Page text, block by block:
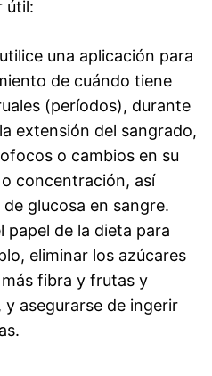
útil:
una aplicación para
de cuándo tiene
(períodos), durante
extensión del sangrado,
o cambios en su
concentración, así
glucosa en sangre.
papel de la dieta para
eliminar los azúcares
fibra y frutas y
asegurarse de ingerir